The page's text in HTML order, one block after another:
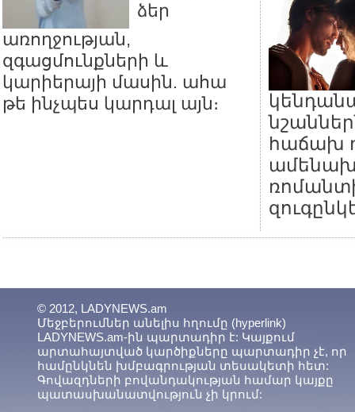
ձեր
առողջության,
զգացմունքների և
կարիերայի մասին. ահա
թե ինչպես կարդալ այն։
հաճախ
© 2012, LADYNEWS.am
Մեջբերումներ անելիս հղումը (hyperlink)
LADYNEWS.am-ին պարտադիր է: Կայքում
արտահայտված կարծիքները պարտադիր չէ, որ
համընկնեն խմբագրության տեսակետի հետ:
Գովազդների բովանդակության համար կայքը
պատասխանատվություն չի կրում: